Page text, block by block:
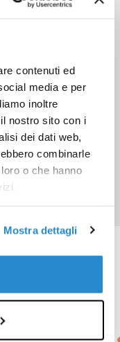
contenuti ed
media e per
inoltre
nostro sito con i
dei dati web,
combinarle
o che hanno
Mostra dettagli